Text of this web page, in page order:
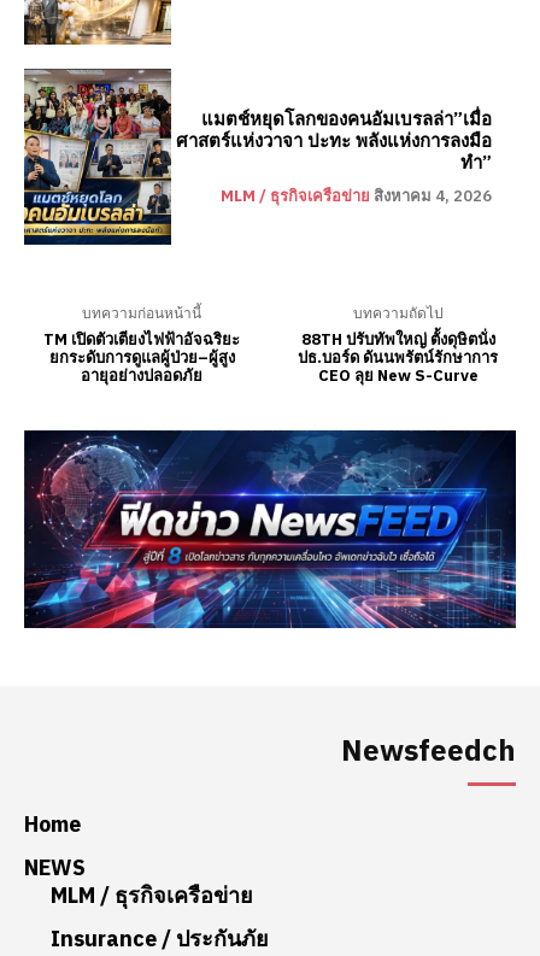
Newsfeedch
Home
NEWS
MLM / ธุรกิจเครือข่าย
Insurance / ประกันภัย